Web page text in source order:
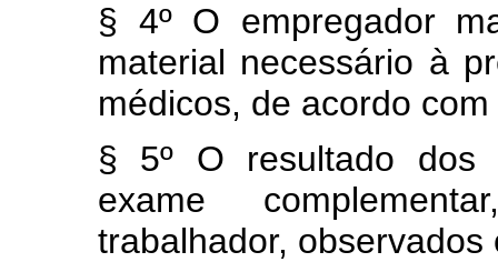
§ 4º O empregador
material necessário à
médicos, de acordo
§ 5º O resultado dos
exame
trabalhador,